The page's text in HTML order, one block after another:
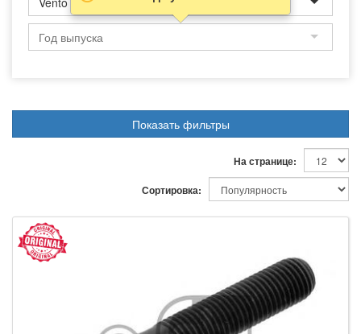
Показать фильтры
На странице:
Сортировка: